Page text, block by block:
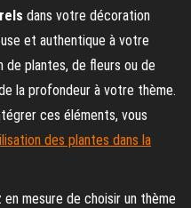
dans votre décoration
et authentique à votre
de plantes, de fleurs ou de
la profondeur à votre thème.
ces éléments, vous
des plantes dans la
mesure de choisir un thème